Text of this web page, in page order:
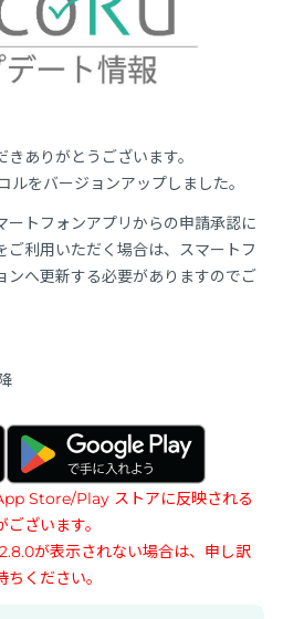
ありがとうございます。
をバージョンアップしました。
ートフォンアプリからの申請承認に
利用いただく場合は、スマートフ
ンへ更新する必要がありますのでご
Store/Play ストアに反映される
ざいます。
が表示されない場合は、申し訳
ください。